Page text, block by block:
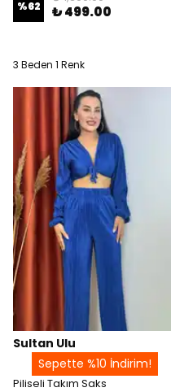
%62 ₺ 499.00
3 Beden 1 Renk
Sultan Ulu
Sepette %10 İndirim!
Piliseli Takım Saks